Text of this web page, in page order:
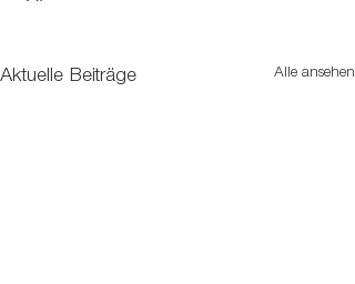
Aktuelle Beiträge Alle ansehen